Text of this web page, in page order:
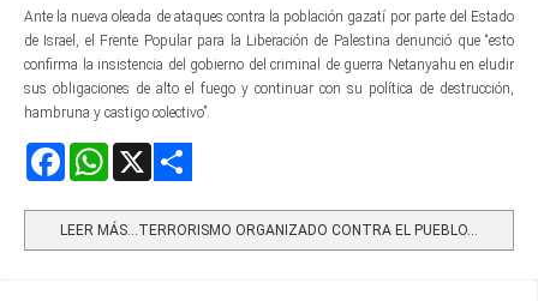
Ante la nueva oleada de ataques contra la población gazatí por parte del Estado
de Israel, el Frente Popular para la Liberación de Palestina denunció que “esto
confirma la insistencia del gobierno del criminal de guerra Netanyahu en eludir
sus obligaciones de alto el fuego y continuar con su política de destrucción,
hambruna y castigo colectivo”.
FacebookWhatsApp
LEER MÁS…TERRORISMO ORGANIZADO CONTRA EL PUEBLO...